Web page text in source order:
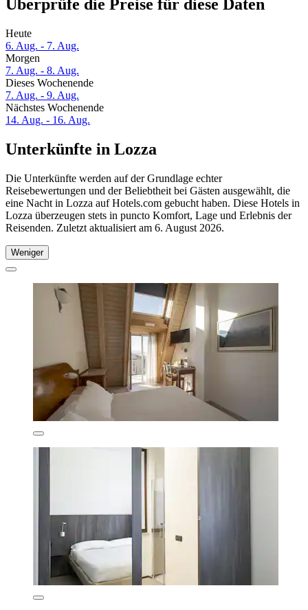
Überprüfe die Preise für diese Daten
Heute
6. Aug. - 7. Aug.
Morgen
7. Aug. - 8. Aug.
Dieses Wochenende
7. Aug. - 9. Aug.
Nächstes Wochenende
14. Aug. - 16. Aug.
Unterkünfte in Lozza
Die Unterkünfte werden auf der Grundlage echter
Reisebewertungen und der Beliebtheit bei Gästen ausgewählt, die
eine Nacht in Lozza auf Hotels.com gebucht haben. Diese Hotels in
Lozza überzeugen stets in puncto Komfort, Lage und Erlebnis der
Reisenden. Zuletzt aktualisiert am 6. August 2026.
Weniger